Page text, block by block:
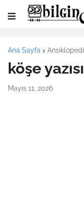
Ana Sayfa Ansiklopedi
köşe yazısı
Mayıs 11, 2026